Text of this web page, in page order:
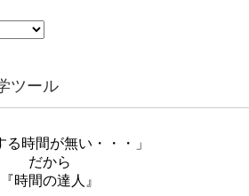
ツール
る時間が無い・・・」
だから
『時間の達人』